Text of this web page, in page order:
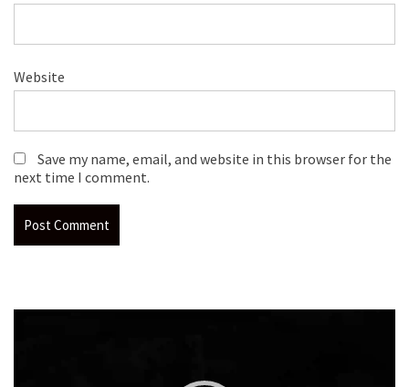
Website
Save my name, email, and website in this browser for the
next time I comment.